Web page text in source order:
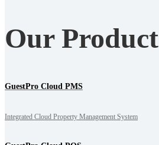
Our Product
GuestPro Cloud PMS
Integrated Cloud Property Management System